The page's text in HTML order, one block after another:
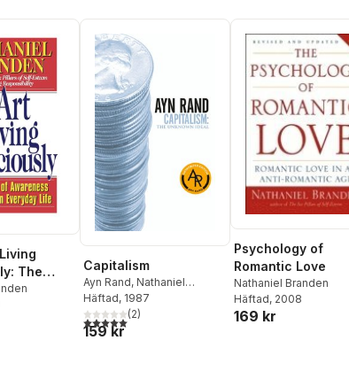
The
Everyday
Totalt antal röster:
Capitalism
Ayn Rand, Nathaniel
Branden,Alan Greenspan
Robert Hessen
Häftad, 1987
5,0utav 5 stjärnor. Totalt antal röster:
(2)
159 kr
Psychology of
Romantic Love
Nathaniel Branden
Häftad, 2008
169 kr